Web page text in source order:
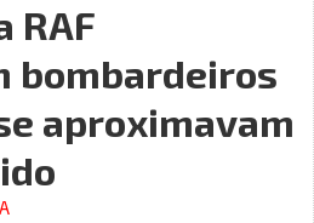
RAF
bombardeiros
aproximavam